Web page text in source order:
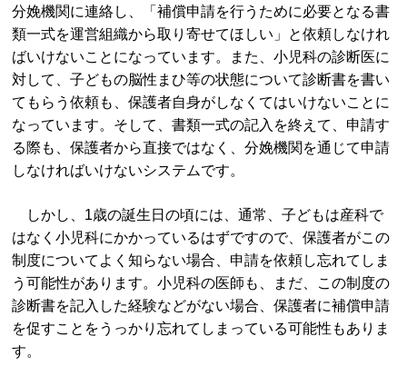
分娩機関に連絡し、「補償申請を行うために必要となる書
類一式を運営組織から取り寄せてほしい」と依頼しなけれ
ばいけないことになっています。また、小児科の診断医に
対して、子どもの脳性まひ等の状態について診断書を書い
てもらう依頼も、保護者自身がしなくてはいけないことに
なっています。そして、書類一式の記入を終えて、申請す
る際も、保護者から直接ではなく、分娩機関を通じて申請
しなければいけないシステムです。
しかし、1歳の誕生日の頃には、通常、子どもは産科で
はなく小児科にかかっているはずですので、保護者がこの
制度についてよく知らない場合、申請を依頼し忘れてしま
う可能性があります。小児科の医師も、まだ、この制度の
診断書を記入した経験などがない場合、保護者に補償申請
を促すことをうっかり忘れてしまっている可能性もありま
す。